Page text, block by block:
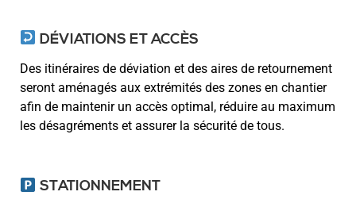
DÉVIATIONS ET ACCÈS
Des itinéraires de déviation et des aires de retournement
seront aménagés aux extrémités des zones en chantier
afin de maintenir un accès optimal, réduire au maximum
les désagréments et assurer la sécurité de tous.
STATIONNEMENT